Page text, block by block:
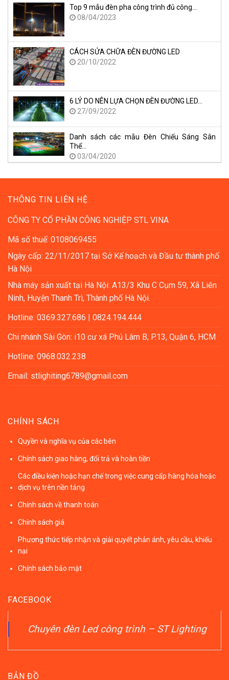
Top 9 mẫu đèn pha công trình đủ công…
08/04/2023
CÁCH SỬA CHỮA ĐÈN ĐƯỜNG LED
20/10/2022
6 LÝ DO NÊN LỰA CHỌN ĐÈN ĐƯỜNG LED…
27/09/2022
Danh sách các mẫu Đèn Chiếu Sáng Sân
Thể…
03/04/2020
THÔNG TIN LIÊN HỆ
CÔNG TY CỔ PHẦN CÔNG NGHIỆP STL VINA
Mã số thuế: 0108069455
Ngày cấp: 22/11/2017 tại Sở Kế hoạch và Đầu tư thành phố
Hà Nội
Nhà máy sản xuất tại Hà Nội: A13/3 Khu C Cụm 59, Xã Liên
Ninh, Huyện Thanh Trì, Thành phố Hà Nội.
Hotline: 0369.327.686 | 0824.194.444
Chi nhánh Sài Gòn: i10 cư xá Phú Lâm B, P.13, Quận 6, HCM
Hotline: 0968.032.238
Email: stlighiting6789@gmail.com
CHÍNH SÁCH
Quyền và nghĩa vụ của các bên
Chính sách giao hàng, đổi trả và hoàn tiền
Các điều kiện hoặc hạn chế trong việc cung cấp hàng hóa hoặc
dịch vụ trên nền tảng
Chính sách về thanh toán
Chính sách giá
Phương thức tiếp nhận và giải quyết phản ánh, yêu cầu, khiếu
nại
Chính sách bảo mật
FACEBOOK
Chuyên đèn Led công trình – ST Lighting
BẢN ĐỒ